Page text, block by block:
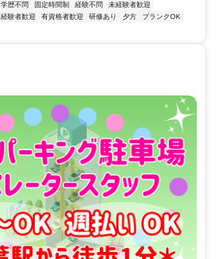
学歴不問 固定時間制 経験不問
未経験者歓迎
経験者歓迎 有資格者歓迎 研修あり 夕方
ブランクOK